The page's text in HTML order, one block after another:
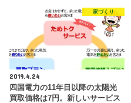
家づくり
2019.4.24
四国電力の11年目以降の太陽光
買取価格は7円。新しいサービス